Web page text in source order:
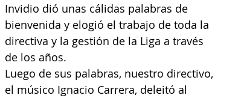
Invidio dió unas cálidas palabras de
bienvenida y elogió el trabajo de toda la
directiva y la gestión de la Liga a través
de los años.
Luego de sus palabras, nuestro directivo,
el músico Ignacio Carrera, deleitó al